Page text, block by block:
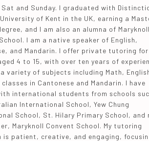
and Sunday. I graduated with
of Kent in the UK, earning a
and I am also an alumna of
I am a native speaker of English,
and Mandarin. I offer private tutoring for
4 to 15, with over ten years of
variety of subjects including Math,
classes in Cantonese and Mandarin. I have
international students from schools
International School, Yew Chung
School, St. Hilary Primary School, and
Maryknoll Convent School. My tutoring
is patient, creative, and engaging,